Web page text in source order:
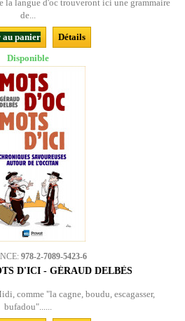
la langue d'oc trouveront ici une grammaire
de...
au panier
Détails
Disponible
978-2-7089-5423-6
D'ICI - GÉRAUD DELBÈS
comme "la cagne, boudu, escagasser,
bufadou"......